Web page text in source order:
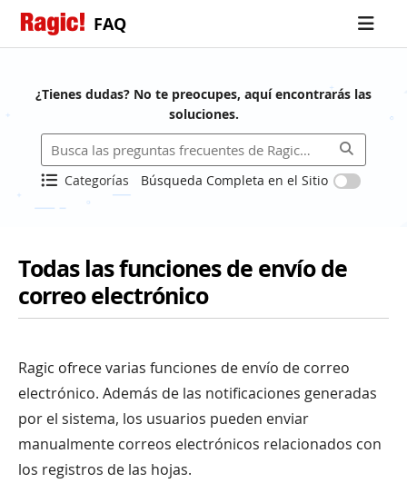
FAQ
¿Tienes dudas? No te preocupes, aquí encontrarás las
soluciones.
Categorías Búsqueda Completa en el Sitio
Todas las funciones de envío de
correo electrónico
Ragic ofrece varias funciones de envío de correo
electrónico. Además de las notificaciones generadas
por el sistema, los usuarios pueden enviar
manualmente correos electrónicos relacionados con
los registros de las hojas.